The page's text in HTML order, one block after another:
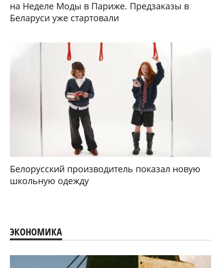
на Неделе Моды в Париже. Предзаказы в
Беларуси уже стартовали
Белорусский производитель показал новую
школьную одежду
ЭКОНОМИКА